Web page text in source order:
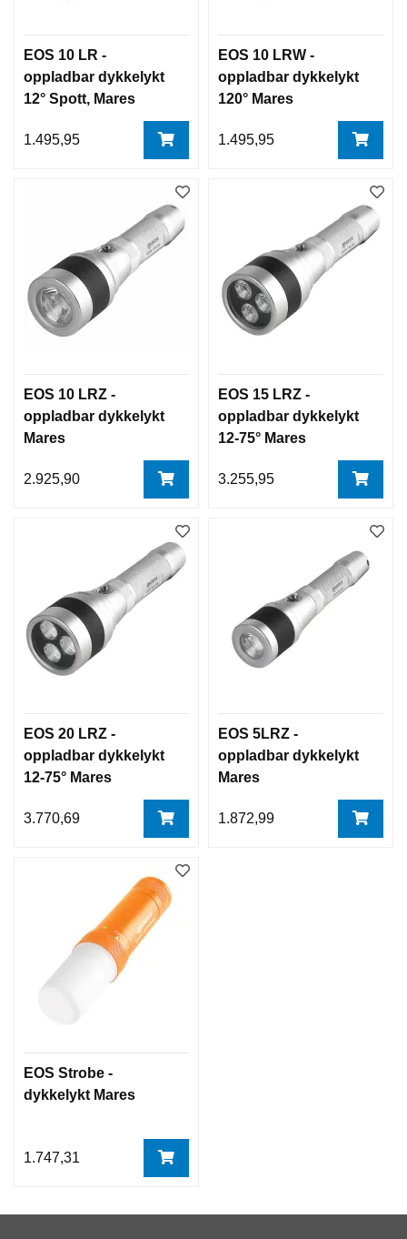
EOS 10 LR -
oppladbar dykkelykt
12° Spott, Mares
1.495,95
EOS 10 LRW -
oppladbar dykkelykt
120° Mares
1.495,95
EOS 10 LRZ -
oppladbar dykkelykt
Mares
2.925,90
EOS 15 LRZ -
oppladbar dykkelykt
12-75° Mares
3.255,95
EOS 20 LRZ -
oppladbar dykkelykt
12-75° Mares
3.770,69
EOS 5LRZ -
oppladbar dykkelykt
Mares
1.872,99
EOS Strobe -
dykkelykt Mares
1.747,31